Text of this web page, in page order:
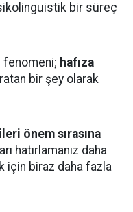
bir süreç
fenomeni; hafıza
bir şey olarak
önem sırasına
hatırlamanız daha
için biraz daha fazla